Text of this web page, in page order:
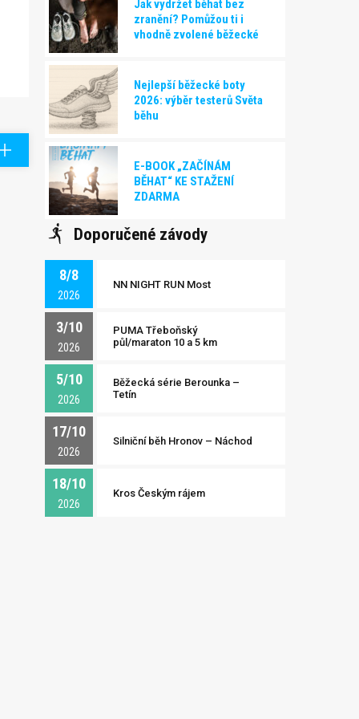
Jak vydržet běhat bez
zranění? Pomůžou ti i
vhodně zvolené běžecké
Nejlepší běžecké boty
2026: výběr testerů Světa
běhu
E-BOOK „ZAČÍNÁM
BĚHAT“ KE STAŽENÍ
ZDARMA
Doporučené závody
8/8
2026
NN NIGHT RUN Most
3/10
2026
PUMA Třeboňský
půl/maraton 10 a 5 km
5/10
2026
Běžecká série Berounka –
Tetín
17/10
2026
Silniční běh Hronov – Náchod
18/10
2026
Kros Českým rájem